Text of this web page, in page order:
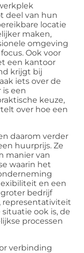
deel van hun
locatie
maken,
omgeving
Ook voor
een kantoor
krijgt bij
iets over de
is een
keuze,
over hoe een
daarom verder
huurprijs. Ze
manier van
waarin het
en een
bedrijf
representativiteit
ook is, de
processen
verbinding